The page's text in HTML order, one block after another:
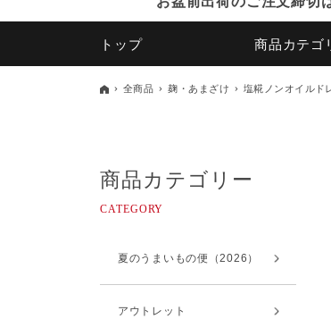
トップ 商品カテゴ
全商品 麹・あまざけ 塩糀ノンオイルド
商品カテゴリー
夏のうまいもの便（2026）
アウトレット